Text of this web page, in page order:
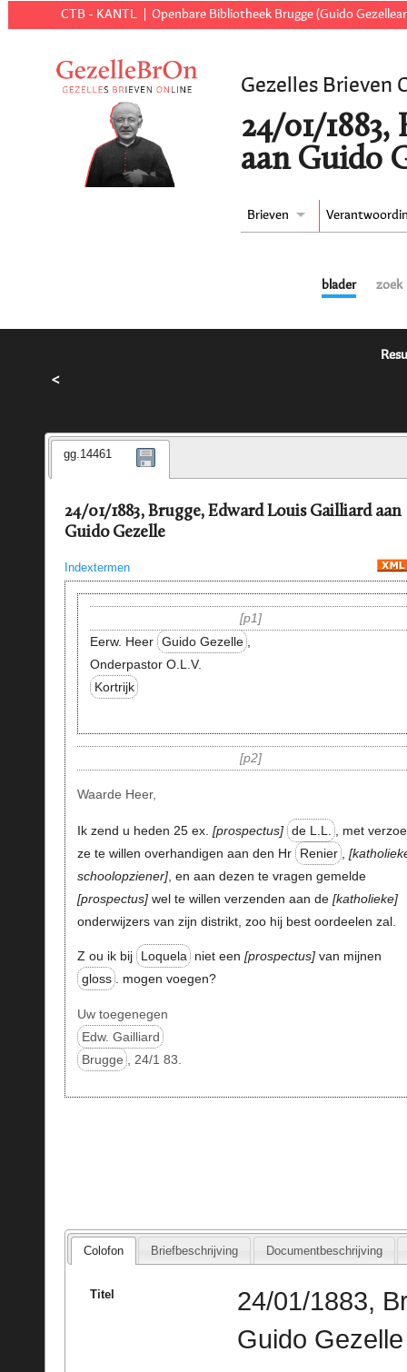
CTB - KANTL Openbare Bibliotheek Brugge (Guido
Gezelles Brieven
24/01/
aan Guido
Brieven
blader zoek
<
gg.14461
24/01/1883, Brugge, Edward Louis Gailliard aan
Guido Gezelle
Indextermen
p1
Eerw. Heer Guido Gezelle
Onderpastor O.L.V.
Kortrijk
p2
Waarde Heer,
Ik zend u heden 25 ex. prospectus de L.L.
, met
ze te willen overhandigen aan den Hr
Renier ,
schoolopziener , en aan dezen te vragen gemelde
prospectus wel te willen verzenden aan de katholieke
onderwijzers van zijn distrikt, zoo hij best oordeelen zal.
Z ou ik bij Loquela niet een prospectus van mijnen
gloss
. mogen voegen?
Uw toegenegen
Edw. Gailliard
Brugge , 24/1 83.
Colofon Briefbeschrijving Documentbeschrijving
Titel
24/01/1883,
Guido Gezelle